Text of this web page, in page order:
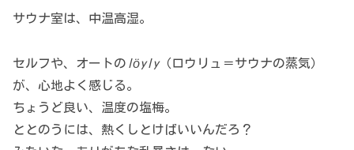
サウナ室は、中温高湿。
セルフや、オートの löyly（ロウリュ＝サウナの蒸気）
が、心地よく感じる。
ちょうど良い、温度の塩梅。
ととのうには、熱くしとけばいいんだろ？